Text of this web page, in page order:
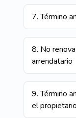
7.Término
8. No
arrendatario
9.Término
el